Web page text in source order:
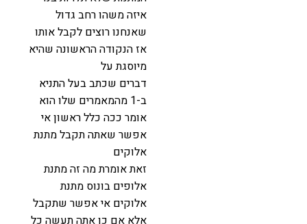
איזה משהו רחב גדול
שאנחנו רוצים לקבל אותו
אז הנקודה הראשונה שהיא
מיוסגת על
דברים שכתב בעל התניא
ב-1 מהמאמרים שלו הוא
אומר ככה כלל ראשון אי
אפשר שאתה תקבל מתנת
אלוקים
זאת אומרת מה זה מתנת
אלופים בונוס מתנת
אלוקים אי אפשר שתקבל
אלא אם כן אתה תעשה כל